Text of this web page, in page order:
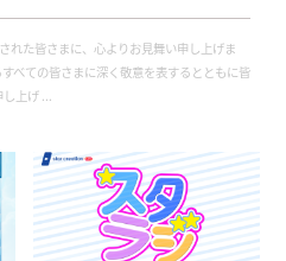
れた皆さまに、心よりお見舞い申し上げま
べての皆さまに深く敬意を表するとともに皆
上げ ...